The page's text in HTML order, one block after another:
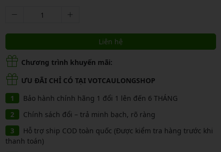
Liên hệ
Chương trình khuyến mãi:
ƯU ĐÃI CHỈ CÓ TẠI VOTCAULONGSHOP
Bảo hành chính hãng 1 đổi 1 lên đến 6 THÁNG
Chính sách đổi – trả minh bạch, rõ ràng
Hỗ trợ ship COD toàn quốc (Được kiểm tra hàng trước khi
thanh toán)